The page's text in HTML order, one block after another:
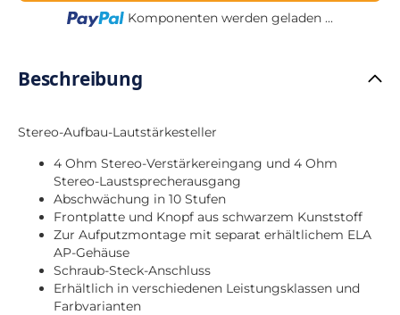
Loading...
Komponenten werden geladen ...
Beschreibung
Stereo-Aufbau-Lautstärkesteller
4 Ohm Stereo-Verstärkereingang und 4 Ohm
Stereo-Laustsprecherausgang
Abschwächung in 10 Stufen
Frontplatte und Knopf aus schwarzem Kunststoff
Zur Aufputzmontage mit separat erhältlichem ELA
AP-Gehäuse
Schraub-Steck-Anschluss
Erhältlich in verschiedenen Leistungsklassen und
Farbvarianten